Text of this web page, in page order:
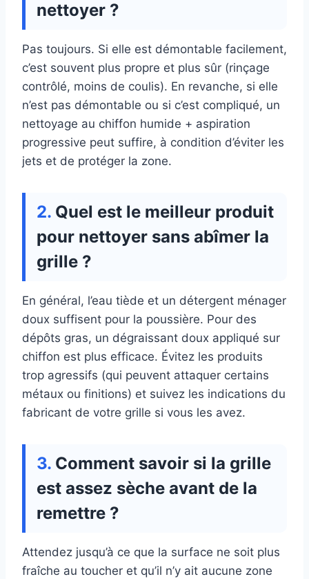
nettoyer ?
Pas toujours. Si elle est démontable facilement,
c’est souvent plus propre et plus sûr (rinçage
contrôlé, moins de coulis). En revanche, si elle
n’est pas démontable ou si c’est compliqué, un
nettoyage au chiffon humide + aspiration
progressive peut suffire, à condition d’éviter les
jets et de protéger la zone.
Quel est le meilleur produit
pour nettoyer sans abîmer la
grille ?
En général, l’eau tiède et un détergent ménager
doux suffisent pour la poussière. Pour des
dépôts gras, un dégraissant doux appliqué sur
chiffon est plus efficace. Évitez les produits
trop agressifs (qui peuvent attaquer certains
métaux ou finitions) et suivez les indications du
fabricant de votre grille si vous les avez.
Comment savoir si la grille
est assez sèche avant de la
remettre ?
Attendez jusqu’à ce que la surface ne soit plus
fraîche au toucher et qu’il n’y ait aucune zone